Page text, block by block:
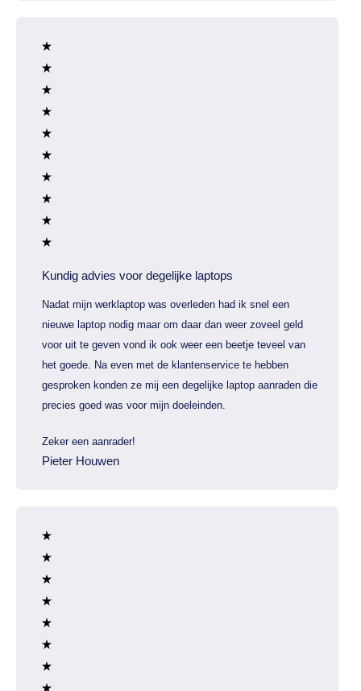
Kundig advies voor degelijke laptops
Nadat mijn werklaptop was overleden had ik snel een
nieuwe laptop nodig maar om daar dan weer zoveel geld
voor uit te geven vond ik ook weer een beetje teveel van
het goede. Na even met de klantenservice te hebben
gesproken konden ze mij een degelijke laptop aanraden die
precies goed was voor mijn doeleinden.
Zeker een aanrader!
Pieter Houwen